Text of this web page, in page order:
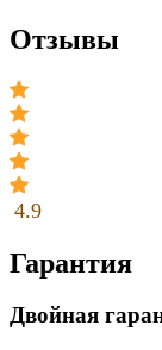
Отзывы
4.9
Гарантия
Двойная